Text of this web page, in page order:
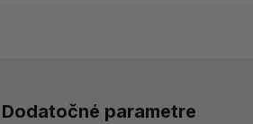
Dodatočné parametre